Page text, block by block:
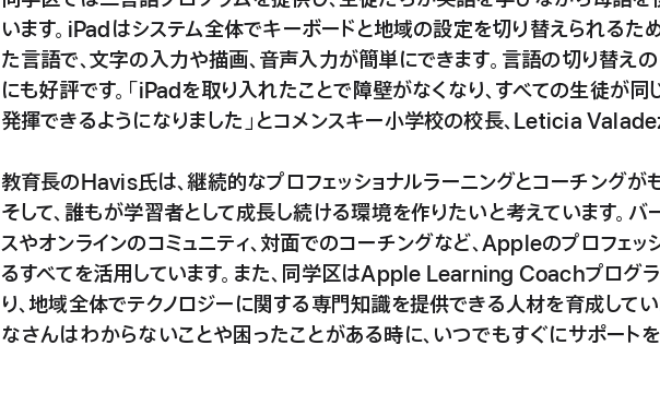
います。iPadはシステム全体でキーボードと地域の設定を切り替えられるた
た言語で、文字の入力や描画、音声入力が簡単にできます。言語の切り替え
にも好評です。「iPadを取り入れたことで障壁がなくなり、すべての生徒が
発揮できるようになりました」とコメンスキー小学校の校長、Leticia
教育長のHavis氏は、継続的なプロフェッショナルラーニングとコーチングが
そして、誰もが学習者として成長し続ける環境を作りたいと考えています。バ
スやオンラインのコミュニティ、対面でのコーチングなど、Appleのプロフェ
るすべてを活用しています。また、同学区はApple Learning Coachプログ
り、地域全体でテクノロジーに関する専門知識を提供できる人材を育成して
なさんはわからないことや困ったことがある時に、いつでもすぐにサポート